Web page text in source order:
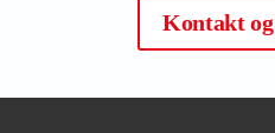
Kontakt